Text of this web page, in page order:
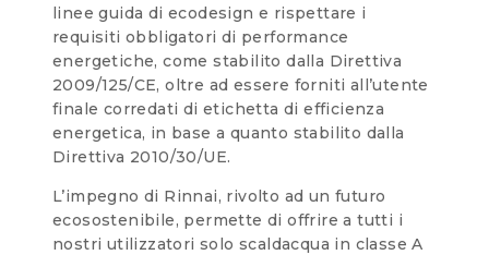
linee guida di ecodesign e rispettare i
requisiti obbligatori di performance
energetiche, come stabilito dalla Direttiva
2009/125/CE, oltre ad essere forniti all’utente
finale corredati di etichetta di efficienza
energetica, in base a quanto stabilito dalla
Direttiva 2010/30/UE.
L’impegno di Rinnai, rivolto ad un futuro
ecosostenibile, permette di offrire a tutti i
nostri utilizzatori solo scaldacqua in classe A